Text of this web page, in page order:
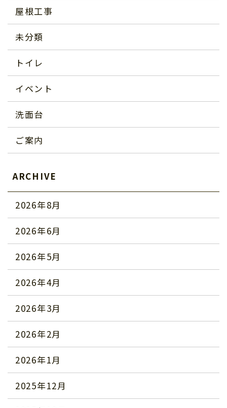
屋根工事
未分類
トイレ
イベント
洗面台
ご案内
ARCHIVE
2026年8月
2026年6月
2026年5月
2026年4月
2026年3月
2026年2月
2026年1月
2025年12月